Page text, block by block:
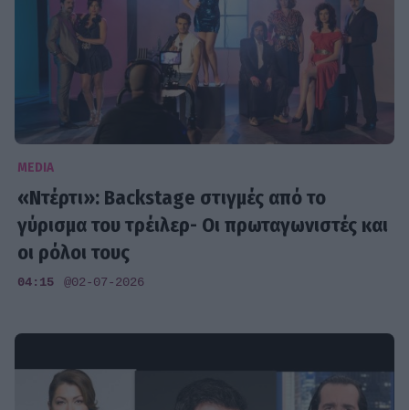
MEDIA
«Ντέρτι»: Backstage στιγμές από το
γύρισμα του τρέιλερ- Οι πρωταγωνιστές και
οι ρόλοι τους
04:15 @02-07-2026